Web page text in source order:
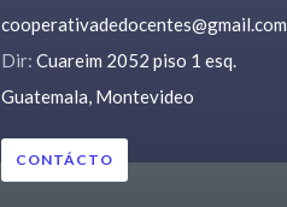
cooperativadedocentes@gmail.com
Dir: Cuareim 2052 piso 1 esq.
Guatemala, Montevideo
CONTÁCTO